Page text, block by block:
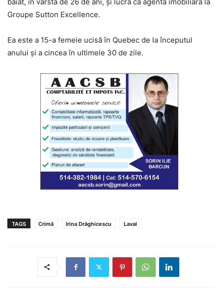
Groupe Sutton Excellence.
Ea este a 15-a femeie ucisă în Quebec de la începutul
anului și a cincea în ultimele 30 de zile.
TAGS Crimă Irina Drăghicescu Laval